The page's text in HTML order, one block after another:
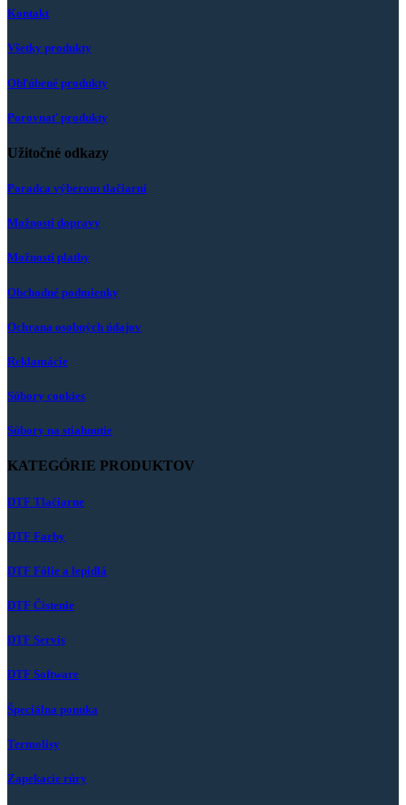
Kontakt
Všetky produkty
Obľúbené produkty
Porovnať produkty
Užitočné odkazy
Poradca výberom tlačiarní
Možnosti dopravy
Možnosti platby
Obchodné podmienky
Ochrana osobných údajov
Reklamácie
Súbory cookies
Súbory na stiahnutie
KATEGÓRIE PRODUKTOV
DTF Tlačiarne
DTF Farby
DTF Fólie a lepidlá
DTF Čistenie
DTF Servis
DTF Software
Špeciálna ponuka
Termolisy
Zapekacie rúry